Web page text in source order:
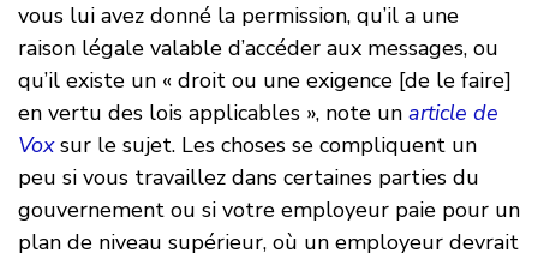
vous lui avez donné la permission, qu’il a une
raison légale valable d’accéder aux messages, ou
qu’il existe un « droit ou une exigence [de le faire]
en vertu des lois applicables », note un article de
Voxsur le sujet. Les choses se compliquent un
peu si vous travaillez dans certaines parties du
gouvernement ou si votre employeur paie pour un
plan de niveau supérieur, où un employeur devrait